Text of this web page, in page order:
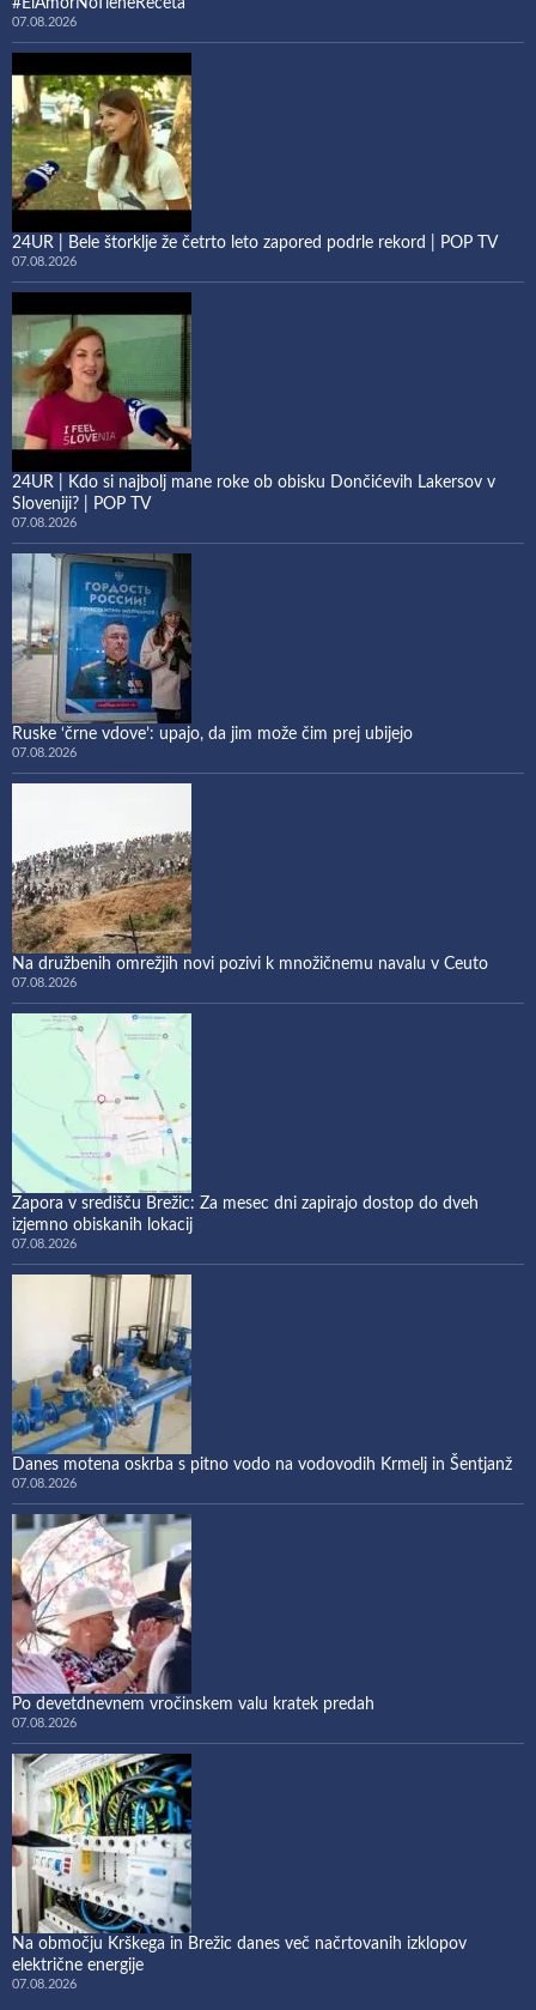
#ElAmorNoTieneReceta
07.08.2026
24UR | Bele štorklje že četrto leto zapored podrle rekord | POP TV
07.08.2026
24UR | Kdo si najbolj mane roke ob obisku Dončićevih Lakersov v
Sloveniji? | POP TV
07.08.2026
Ruske ‘črne vdove’: upajo, da jim može čim prej ubijejo
07.08.2026
Na družbenih omrežjih novi pozivi k množičnemu navalu v Ceuto
07.08.2026
Zapora v središču Brežic: Za mesec dni zapirajo dostop do dveh
izjemno obiskanih lokacij
07.08.2026
Danes motena oskrba s pitno vodo na vodovodih Krmelj in Šentjanž
07.08.2026
Po devetdnevnem vročinskem valu kratek predah
07.08.2026
Na območju Krškega in Brežic danes več načrtovanih izklopov
električne energije
07.08.2026